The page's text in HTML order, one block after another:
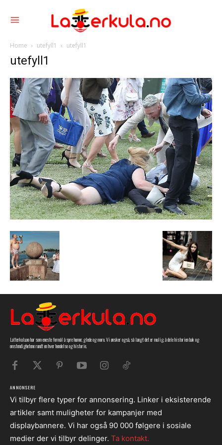
Home utefyll1 utefyll1
utefyll1
Latterkula.no har som eneste formål å spre humor, glede og moro. Vi ønsker også, så langt det er mulig, å dele historien bak og
omstendighetene rundt en hver hendelse og historie.
ANNONSERE
Vi tilbyr flere typer for annonsering. Linker i eksisterende
artikler samt muligheter for kampanjer med
displaybannere. Vi har også 90 000 følgere i sosiale
medier der vi tilbyr delinger. Ta kontakt.